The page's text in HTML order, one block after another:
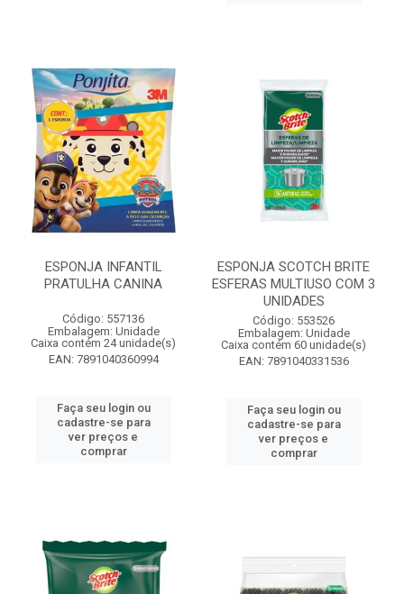
ESPONJA INFANTIL
PRATULHA CANINA
Código: 557136
Embalagem: Unidade
Caixa contém 24 unidade(s)
EAN: 7891040360994
Faça seu login ou
cadastre-se para
ver preços e
comprar
ESPONJA SCOTCH BRITE
ESFERAS MULTIUSO COM 3
UNIDADES
Código: 553526
Embalagem: Unidade
Caixa contém 60 unidade(s)
EAN: 7891040331536
Faça seu login ou
cadastre-se para
ver preços e
comprar